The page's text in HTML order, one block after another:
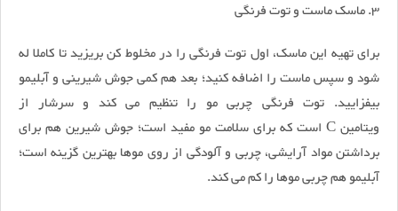
3. ماسک ماست و توت فرنگی
برای تهیه این ماسک، اول توت فرنگی را در مخلوط کن بریزید تا کاملا له
شود و سپس ماست را اضافه کنید؛ بعد هم کمی جوش شیرینی و آبلیمو
بیفزایید. توت فرنگی چربی مو را تنظیم می کند و سرشار از
ویتامین C است که برای سلامت مو مفید است؛ جوش شیرین هم برای
برداشتن مواد آرایشی، چربی و آلودگی از روی موها بهترین گزینه است؛
آبلیمو هم چربی موها را کم می کند.